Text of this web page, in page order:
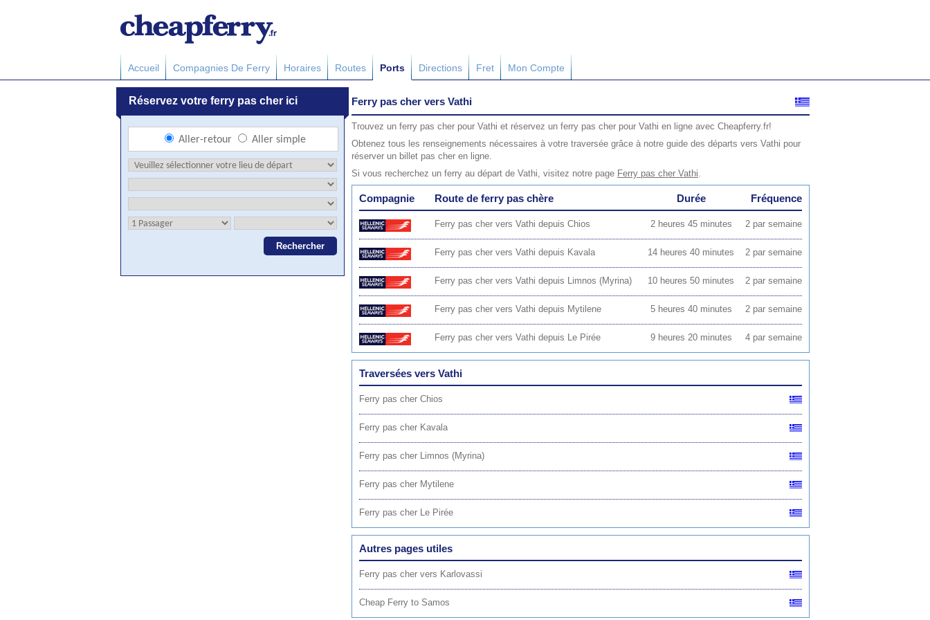
Accueil Compagnies De Ferry Horaires Routes Ports Directions Fret Mon Compte
Ferry pas cher vers Vathi
Trouvez un ferry pas cher pour Vathi et réservez un ferry pas cher pour Vathi en ligne avec Cheapferry.fr!
Obtenez tous les renseignements nécessaires à votre traversée grâce à notre guide des départs vers Vathi pour
réserver un billet pas cher en ligne.
Si vous recherchez un ferry au départ de Vathi, visitez notre page Ferry pas cher Vathi.
Compagnie Route de ferry pas chère Durée Fréquence
Ferry pas cher vers Vathi depuis Chios 2 heures 45 minutes 2 par semaine
Ferry pas cher vers Vathi depuis Kavala 14 heures 40 minutes 2 par semaine
Ferry pas cher vers Vathi depuis Limnos (Myrina) 10 heures 50 minutes 2 par semaine
Ferry pas cher vers Vathi depuis Mytilene 5 heures 40 minutes 2 par semaine
Ferry pas cher vers Vathi depuis Le Pirée 9 heures 20 minutes 4 par semaine
Traversées vers Vathi
Ferry pas cher Chios
Ferry pas cher Kavala
Ferry pas cher Limnos (Myrina)
Ferry pas cher Mytilene
Ferry pas cher Le Pirée
Autres pages utiles
Ferry pas cher vers Karlovassi
Cheap Ferry to Samos